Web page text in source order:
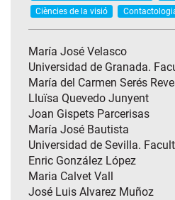
Ciències de la visió
María José Velasco
Universidad de Granada.
María del Carmen Serés
Lluïsa Quevedo Junyent
Joan Gispets Parcerisas
María José Bautista
Universidad de Sevilla.
Enric González López
Maria Calvet Vall
José Luis Alvarez Muñoz